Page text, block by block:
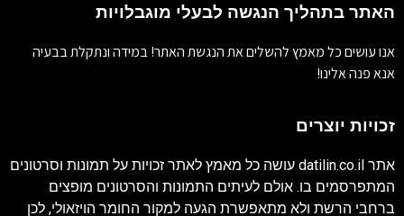
האתר בתהליך הנגשה לבעלי מוגבלויות
אנו עושים כל מאמץ להשלים את הנגשת האתר! במידה ונתקלת בבעיה
אנא פנה אלינו!
זכויות יוצרים
אתר datilin.co.il עושה כל מאמץ לאתר זכויות על תמונות וסרטונים
המתפרסמים בו. אולם לעיתים התמונות והסרטונים מופצים
ברחבי הרשת ולא מתאפשרת הגעה למקור החומר הויזאולי, לכן